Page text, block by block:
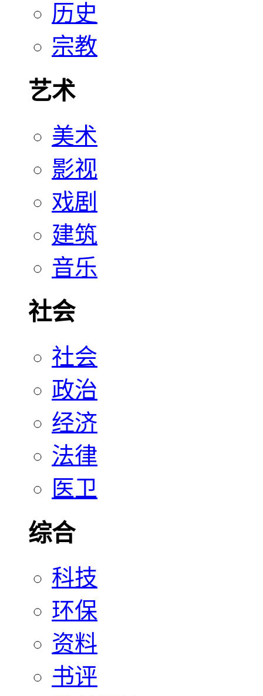
历史
宗教
艺术
美术
影视
戏剧
建筑
音乐
社会
社会
政治
经济
法律
医卫
综合
科技
环保
资料
书评